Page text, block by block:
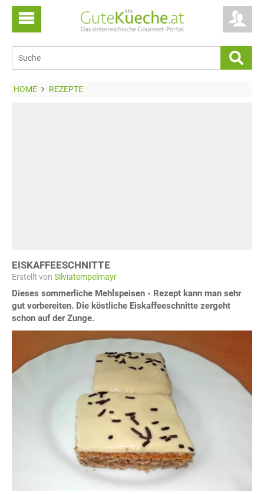
HOME REZEPTE
EISKAFFEESCHNITTE
Erstellt von Silviatempelmayr
Dieses sommerliche Mehlspeisen - Rezept kann man sehr
gut vorbereiten. Die köstliche Eiskaffeeschnitte zergeht
schon auf der Zunge.